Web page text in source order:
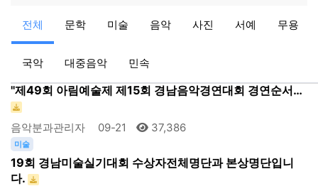
전체 문학 미술 음악 사진 서예 무용
국악 대중음악 민속
2024 제52회 거창군민가요제 본선 진출자 현황
아림예술제 08-27 13,927
"제49회 아림예술제 제15회 경남음악경연대회 경연순서…
음악분과관리자 09-21 37,386
미술
19회 경남미술실기대회 수상자전체명단과 본상명단입니
다.